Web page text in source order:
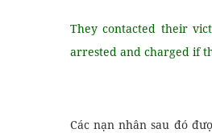
They contacted their
arrested and charged if
Các nạn nhân sau đó